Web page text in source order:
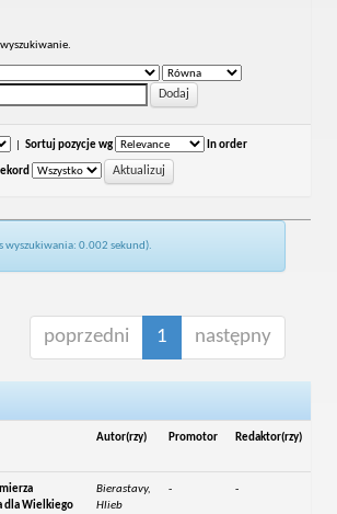
Sortuj pozycje wg In order
wyszukiwania: 0.002 sekund).
poprzedni 1 następny
Autor(rzy) Promotor Redaktor(rzy)
dla Wielkiego
Bierastavy,
Hlieb
- -